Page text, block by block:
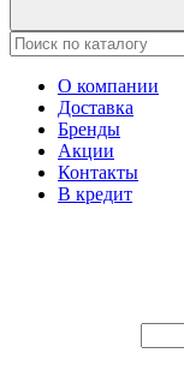
О компании
Доставка
Бренды
Акции
Контакты
В кредит